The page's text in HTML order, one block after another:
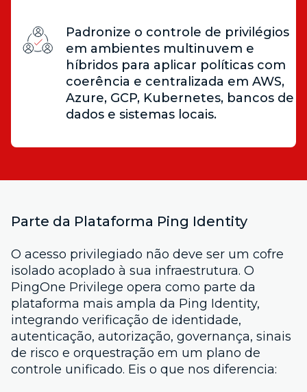
Padronize o controle de privilégios
em ambientes multinuvem e
híbridos para aplicar políticas com
coerência e centralizada em AWS,
Azure, GCP, Kubernetes, bancos de
dados e sistemas locais.
Parte da Plataforma Ping Identity
O acesso privilegiado não deve ser um cofre
isolado acoplado à sua infraestrutura. O
PingOne Privilege opera como parte da
plataforma mais ampla da Ping Identity,
integrando verificação de identidade,
autenticação, autorização, governança, sinais
de risco e orquestração em um plano de
controle unificado. Eis o que nos diferencia: